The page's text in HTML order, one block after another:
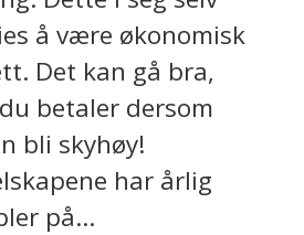
å være økonomisk
Det kan gå bra,
betaler dersom
bli skyhøy!
har årlig
på...